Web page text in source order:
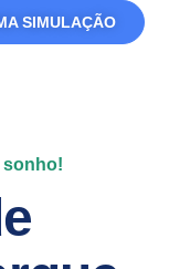
SIMULAÇÃO